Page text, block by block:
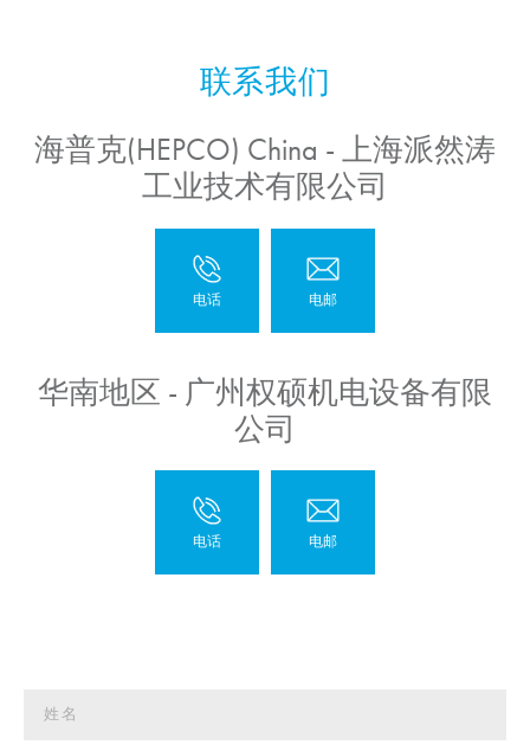
海普克(HEPCO) China - 上海派然涛
工业技术有限公司
华南地区 - 广州权硕机电设备有限
公司